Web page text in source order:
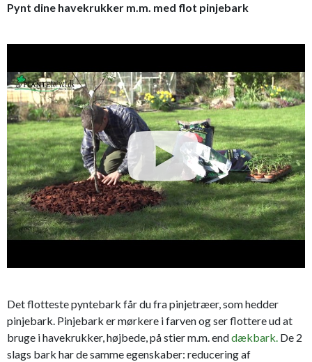
Pynt dine havekrukker m.m. med flot pinjebark
Det flotteste pyntebark får du fra pinjetræer, som hedder
pinjebark. Pinjebark er mørkere i farven og ser flottere ud at
bruge i havekrukker, højbede, på stier m.m. enddækbark. De 2
slags bark har de samme egenskaber: reducering af